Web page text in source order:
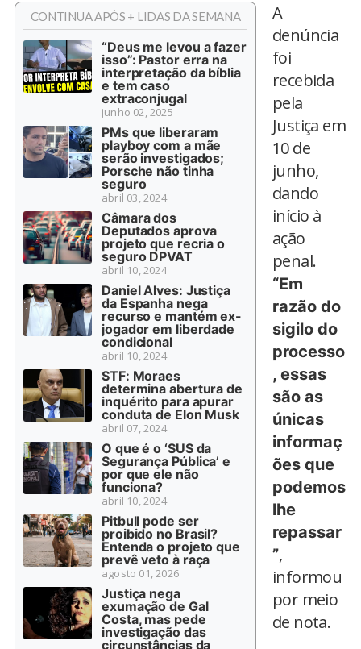
CONTINUA APÓS + LIDAS DA SEMANA
“Deus me levou a fazer
isso”: Pastor erra na
interpretação da bíblia
e tem caso
extraconjugal
junho 02, 2025
PMs que liberaram
playboy com a mãe
serão investigados;
Porsche não tinha
seguro
abril 03, 2024
Câmara dos
Deputados aprova
projeto que recria o
seguro DPVAT
abril 10, 2024
Daniel Alves: Justiça
da Espanha nega
recurso e mantém ex-
jogador em liberdade
condicional
abril 10, 2024
STF: Moraes
determina abertura de
inquérito para apurar
conduta de Elon Musk
abril 07, 2024
O que é o ‘SUS da
Segurança Pública’ e
por que ele não
funciona?
abril 10, 2024
Pitbull pode ser
proibido no Brasil?
Entenda o projeto que
prevê veto à raça
agosto 01, 2026
Justiça nega
exumação de Gal
Costa, mas pede
investigação das
circunstâncias da
A
denúncia
foi
recebida
pela
Justiça em
10 de
junho,
dando
início à
ação
penal.
“Em
razão do
sigilo do
processo
, essas
são as
únicas
informaç
ões que
podemos
lhe
repassar
”,
informou
por meio
de nota.